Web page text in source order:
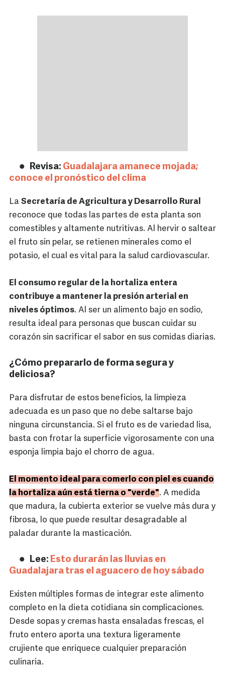
Revisa: Guadalajara amanece mojada;
conoce el pronóstico del clima
La Secretaría de Agricultura y Desarrollo Rural
reconoce que todas las partes de esta planta son
comestibles y altamente nutritivas. Al hervir o saltear
el fruto sin pelar, se retienen minerales como el
potasio, el cual es vital para la salud cardiovascular.
El consumo regular de la hortaliza entera
contribuye a mantener la presión arterial en
niveles óptimos. Al ser un alimento bajo en sodio,
resulta ideal para personas que buscan cuidar su
corazón sin sacrificar el sabor en sus comidas diarias.
¿Cómo prepararlo de forma segura y
deliciosa?
Para disfrutar de estos beneficios, la limpieza
adecuada es un paso que no debe saltarse bajo
ninguna circunstancia. Si el fruto es de variedad lisa,
basta con frotar la superficie vigorosamente con una
esponja limpia bajo el chorro de agua.
El momento ideal para comerlo con piel es cuando
la hortaliza aún está tierna o "verde". A medida
que madura, la cubierta exterior se vuelve más dura y
fibrosa, lo que puede resultar desagradable al
paladar durante la masticación.
Lee: Esto durarán las lluvias en
Guadalajara tras el aguacero de hoy sábado
Existen múltiples formas de integrar este alimento
completo en la dieta cotidiana sin complicaciones.
Desde sopas y cremas hasta ensaladas frescas, el
fruto entero aporta una textura ligeramente
crujiente que enriquece cualquier preparación
culinaria.